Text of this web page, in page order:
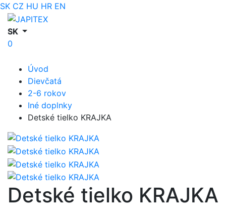
SK CZ HU HR EN
SK
0
Úvod
Dievčatá
2-6 rokov
Iné doplnky
Detské tielko KRAJKA
Detské tielko KRAJKA